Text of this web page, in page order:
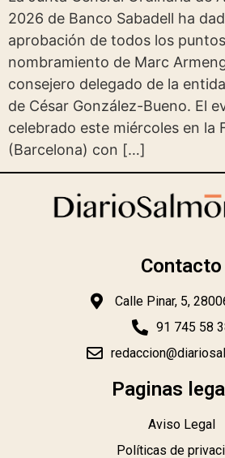
2026 de Banco Sabadell ha
aprobación de todos los
nombramiento de Marc
consejero delegado de la
de César González-Bueno. El
celebrado este miércoles en la
(Barcelona) con […]
Contacto
Calle Pinar, 5,
91 745 58
Paginas
Aviso Legal
Políticas de